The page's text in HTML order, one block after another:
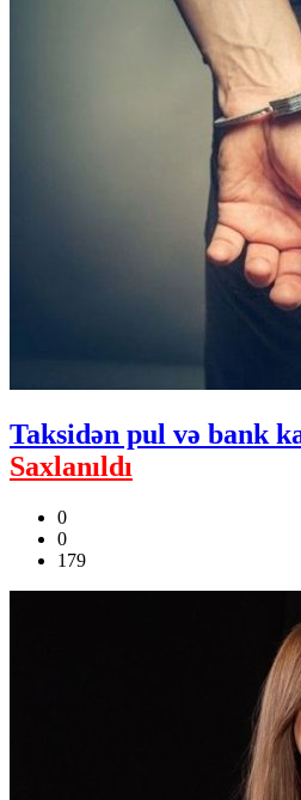
Taksidən pul və bank
Saxlanıldı
0
0
179